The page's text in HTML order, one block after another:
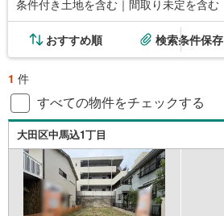
条件付き土地を含む｜間取り未定を含む
おすすめ順 検索条件保存
1 件
すべての物件をチェックする
大田区中馬込1丁目